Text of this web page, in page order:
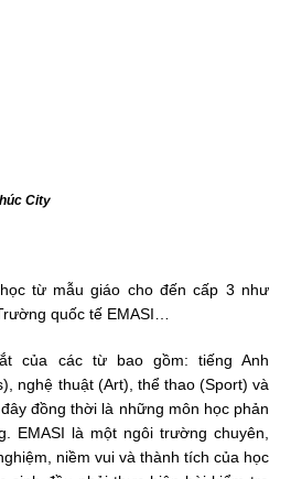
City
từ mẫu giáo cho đến cấp 3 như
quốc tế EMASI…
của các từ bao gồm: tiếng Anh
nghệ thuật (Art), thể thao (Sport) và
đồng thời là những môn học phản
EMASI là một ngôi trường chuyên,
niềm vui và thành tích của học